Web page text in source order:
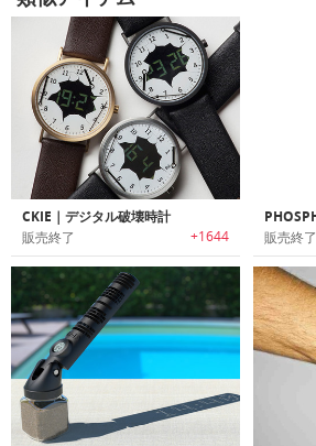
CKIE｜デジタル破壊時計
販売終了 +1644 販売終了